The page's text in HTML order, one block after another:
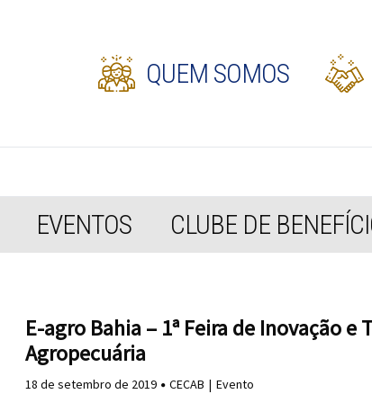
QUEM SOMOS
EVENTOS CLUBE DE
E-agro Bahia – 1ª Feira de Inovação e
Agropecuária
18 de setembro de 2019 CECAB Evento